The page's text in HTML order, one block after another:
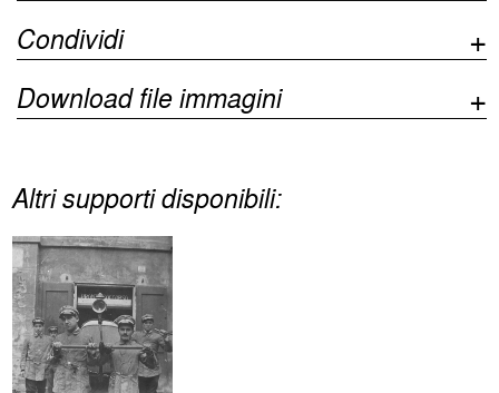
Condividi
Download file immagini
Altri supporti disponibili: